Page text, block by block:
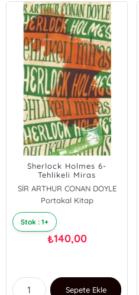
Sherlock Holmes 6-
Tehlikeli Miras
SİR ARTHUR CONAN DOYLE
Portakal Kitap
Stok : 1+
₺140,00
Sepete Ekle